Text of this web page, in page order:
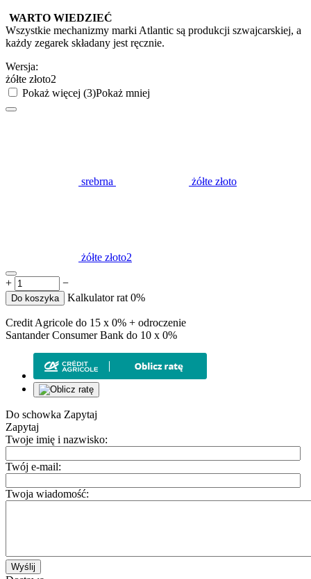
WARTO WIEDZIEĆ
Wszystkie mechanizmy marki Atlantic są produkcji szwajcarskiej, a
każdy zegarek składany jest ręcznie.
Wersja:
żółte złoto2
Pokaż więcej (3)Pokaż mniej
srebrna żółte złoto
żółte złoto2
+ −
Do koszyka Kalkulator rat 0%
Credit Agricole do 15 x 0% + odroczenie
Santander Consumer Bank do 10 x 0%
Do schowka Zapytaj
Zapytaj
Twoje imię i nazwisko:
Twój e-mail:
Twoja wiadomość:
Wyślij